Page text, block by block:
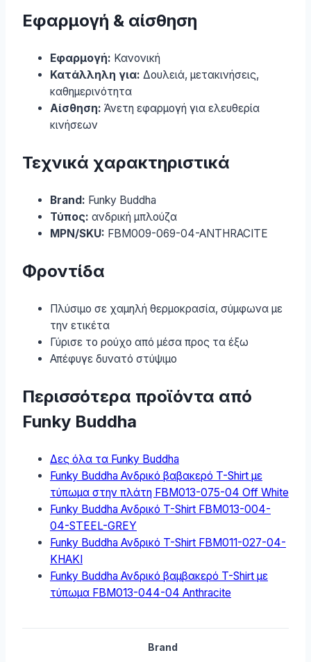
Εφαρμογή & αίσθηση
Εφαρμογή: Κανονική
Κατάλληλη για: Δουλειά, μετακινήσεις,
καθημερινότητα
Αίσθηση: Άνετη εφαρμογή για ελευθερία
κινήσεων
Τεχνικά χαρακτηριστικά
Brand: Funky Buddha
Τύπος: ανδρική μπλούζα
MPN/SKU: FBM009-069-04-ANTHRACITE
Φροντίδα
Πλύσιμο σε χαμηλή θερμοκρασία, σύμφωνα με
την ετικέτα
Γύρισε το ρούχο από μέσα προς τα έξω
Απέφυγε δυνατό στύψιμο
Περισσότερα προϊόντα από
Funky Buddha
Δες όλα τα Funky Buddha
Funky Buddha Ανδρικό βαβακερό T-Shirt με
τύπωμα στην πλάτη FBM013-075-04 Off White
Funky Buddha Ανδρικό T-Shirt FBM013-004-
04-STEEL-GREY
Funky Buddha Ανδρικό T-Shirt FBM011-027-04-
KHAKI
Funky Buddha Ανδρικό βαμβακερό T-Shirt με
τύπωμα FBM013-044-04 Anthracite
Brand